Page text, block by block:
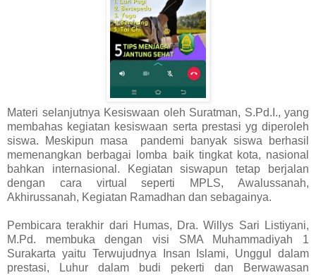
Materi selanjutnya Kesiswaan oleh Suratman, S.Pd.I., yang
membahas kegiatan kesiswaan serta prestasi yg diperoleh
siswa. Meskipun masa pandemi banyak siswa berhasil
memenangkan berbagai lomba baik tingkat kota, nasional
bahkan internasional. Kegiatan siswapun tetap berjalan
dengan cara virtual seperti MPLS, Awalussanah,
Akhirussanah, Kegiatan Ramadhan dan sebagainya.
Pembicara terakhir dari Humas, Dra. Willys Sari Listiyani,
M.Pd. membuka dengan visi SMA Muhammadiyah 1
Surakarta yaitu Terwujudnya Insan Islami, Unggul dalam
prestasi, Luhur dalam budi pekerti dan Berwawasan